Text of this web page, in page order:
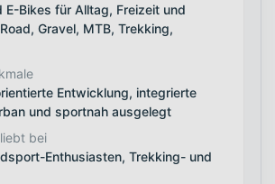
E-Bikes für Alltag, Freizeit und
Gravel, MTB, Trekking,
Entwicklung, integrierte
und sportnah ausgelegt
bei
Enthusiasten, Trekking- und